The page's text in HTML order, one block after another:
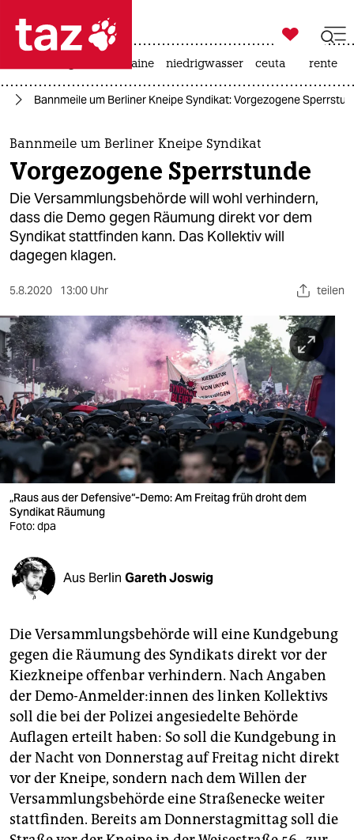
 taz zahl ich
taz zahl ich
themen
politik
öko
gesellschaft
kultur
sport
berlin
nord
wahrheit
verlag
verlag
veranstaltungen
shop
fragen & hilfe
abo
genossenschaft
epaper login

taz zahl ich
krieg in der ukraine niedrigwasser ceuta rente
Bannmeile um Berliner Kneipe Syndikat: Vorgezogene
Bannmeile um Berliner Kneipe Syndikat
Vorgezogene Sperrstunde
Die Versammlungsbehörde will wohl verhindern,
dass die Demo gegen Räumung direkt vor dem
Syndikat stattfinden kann. Das Kollektiv will
dagegen klagen.
5.8.2020 13:00 Uhr teilen
„Raus aus der Defensive“-Demo: Am Freitag früh droht dem
Syndikat Räumung
Foto: dpa
Aus Berlin Gareth Joswig
Die Versammlungsbehörde will eine Kundgebung
gegen die Räumung des Syndikats direkt vor der
Kiezkneipe offenbar verhindern. Nach Angaben
der Demo-Anmelder:innen des linken Kollektivs
soll die bei der Polizei angesiedelte Behörde
Auflagen erteilt haben: So soll die Kundgebung in
der Nacht von Donnerstag auf Freitag nicht direkt
vor der Kneipe, sondern nach dem Willen der
Versammlungsbehörde eine Straßenecke weiter
stattfinden. Bereits am Donnerstagmittag soll die